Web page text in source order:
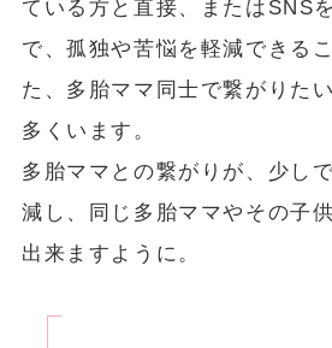
ている方と直接、またはSNS
で、孤独や苦悩を軽減できる
た、多胎ママ同士で繋がりた
多くいます。
多胎ママとの繋がりが、少し
減し、同じ多胎ママやその子
出来ますように。